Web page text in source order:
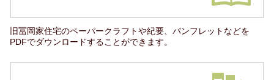
旧冨岡家住宅のペーパークラフトや紀要、パンフレットなどを
PDFでダウンロードすることができます。